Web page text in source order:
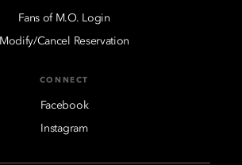
Fans of M.O. Login
Modify/Cancel Reservation
CONNECT
Facebook
Instagram